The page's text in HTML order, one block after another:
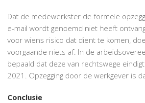
Dat de medewerkster de formele
e-mail wordt genoemd niet heeft
voor wiens risico dat dient te komen,
voorgaande niets af. In de
bepaald dat deze van rechtswege
2021. Opzegging door de werkgever is
Conclusie